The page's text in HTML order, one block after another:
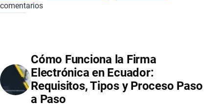
EXPORTACIONES
ECUATORIANO:
IMPACTO
COMERCIAL,
DESAFÍOS
comentarios
Cómo Funciona la Firma
Electrónica en Ecuador:
Requisitos, Tipos y Proceso Paso
a Paso